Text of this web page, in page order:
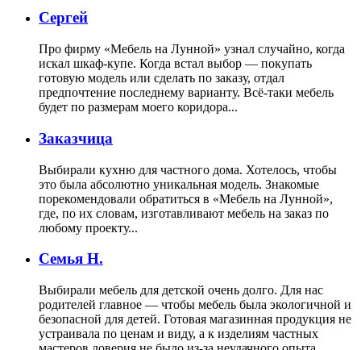
Сергей
Про фирму «Мебель на Лунной» узнал случайно, когда
искал шкаф-купе. Когда встал выбор — покупать
готовую модель или сделать по заказу, отдал
предпочтение последнему варианту. Всё-таки мебель
будет по размерам моего коридора...
Заказчица
Выбирали кухню для частного дома. Хотелось, чтобы
это была абсолютно уникальная модель. Знакомые
порекомендовали обратиться в «Мебель на Лунной»,
где, по их словам, изготавливают мебель на заказ по
любому проекту...
Семья Н.
Выбирали мебель для детской очень долго. Для нас
родителей главное — чтобы мебель была экологичной и
безопасной для детей. Готовая магазинная продукция не
устраивала по ценам и виду, а к изделиям частных